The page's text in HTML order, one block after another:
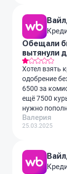
Обещали
вытянули
Хотел взять
одобрение
6500 за
ещё 7500
нужно
Валерия
25.03.2025